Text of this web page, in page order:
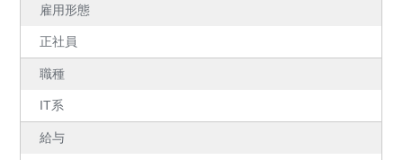
雇用形態
正社員
職種
IT系
給与